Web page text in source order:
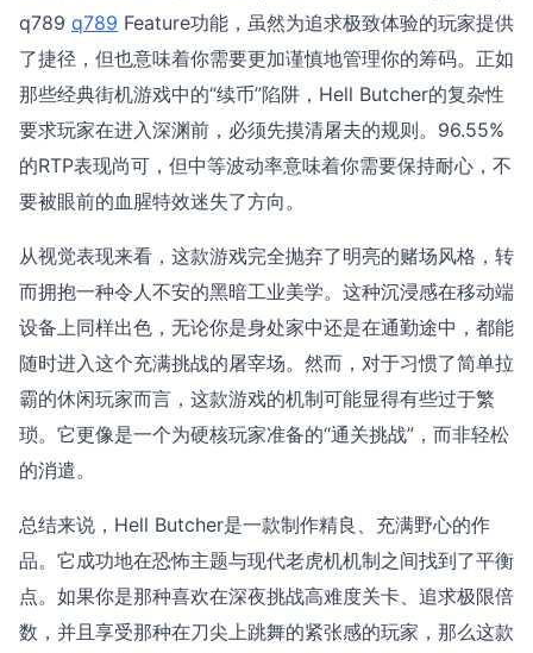
q789 q789 Feature功能，虽然为追求极致体验的玩家提供
了捷径，但也意味着你需要更加谨慎地管理你的筹码。正如
那些经典街机游戏中的“续币”陷阱，Hell Butcher的复杂性
要求玩家在进入深渊前，必须先摸清屠夫的规则。96.55%
的RTP表现尚可，但中等波动率意味着你需要保持耐心，不
要被眼前的血腥特效迷失了方向。
从视觉表现来看，这款游戏完全抛弃了明亮的赌场风格，转
而拥抱一种令人不安的黑暗工业美学。这种沉浸感在移动端
设备上同样出色，无论你是身处家中还是在通勤途中，都能
随时进入这个充满挑战的屠宰场。然而，对于习惯了简单拉
霸的休闲玩家而言，这款游戏的机制可能显得有些过于繁
琐。它更像是一个为硬核玩家准备的“通关挑战”，而非轻松
的消遣。
总结来说，Hell Butcher是一款制作精良、充满野心的作
品。它成功地在恐怖主题与现代老虎机机制之间找到了平衡
点。如果你是那种喜欢在深夜挑战高难度关卡、追求极限倍
数，并且享受那种在刀尖上跳舞的紧张感的玩家，那么这款